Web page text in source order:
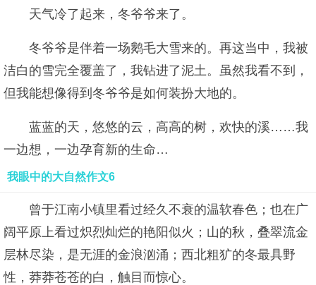
天气冷了起来，冬爷爷来了。
冬爷爷是伴着一场鹅毛大雪来的。再这当中，我被
洁白的雪完全覆盖了，我钻进了泥土。虽然我看不到，
但我能想像得到冬爷爷是如何装扮大地的。
蓝蓝的天，悠悠的云，高高的树，欢快的溪……我
一边想，一边孕育新的生命…
我眼中的大自然作文6
曾于江南小镇里看过经久不衰的温软春色；也在广
阔平原上看过炽烈灿烂的艳阳似火；山的秋，叠翠流金
层林尽染，是无涯的金浪汹涌；西北粗犷的冬最具野
性，莽莽苍苍的白，触目而惊心。